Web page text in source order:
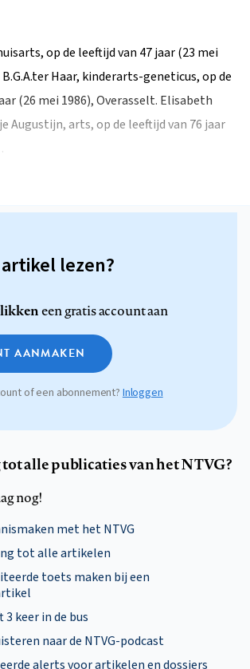
op de leeftijd van 47 jaar (23 mei
Haar, kinderarts-geneticus, op de
(26 mei 1986), Overasselt. Elisabeth
Augustijn, arts, op de leeftijd van 76 jaar
lezen?
een gratis account aan
AANMAKEN
of een abonnement? Inloggen
alle publicaties van het NTVG?
nog!
met het NTVG
tot alle artikelen
toets maken bij een
keer in de bus
naar de NTVG-podcast
alerts voor artikelen en dossiers